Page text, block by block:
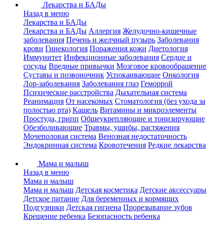
Лекарства и БАДы
Назад в меню
Лекарства и БАДы
Лекарства и БАДы Аллергия Желудочно-кишечные
заболевания Печень и желчный пузырь Заболевания
крови Гинекология Поражения кожи Диетология
Иммунитет Инфекционные заболевания Сердце и
сосуды Вредные привычки Мозговое кровообращение
Суставы и позвоночник Успокаивающие Онкология
Лор-заболевания Заболевания глаз Геморрой
Психические расстройства Дыхательная система
Реанимация От насекомых Стоматология (без ухода за
полостью рта) Кашель Витамины и микроэлементы
Простуда, грипп Общеукрепляющие и тонизирующие
Обезболивающие Травмы, ушибы, растяжения
Мочеполовая система Венозная недостаточность
Эндокринная система Кровотечения Редкие лекарства
Мама и малыш
Назад в меню
Мама и малыш
Мама и малыш Детская косметика Детские аксессуары
Детское питание Для беременных и кормящих
Подгузники Детская гигиена Прорезывание зубов
Крещение ребенка Безопасность ребенка